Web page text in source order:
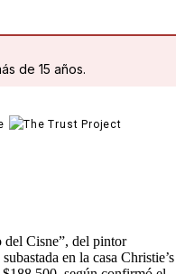
de 15 años.
Cisne”, del pintor
en la casa Christie’s